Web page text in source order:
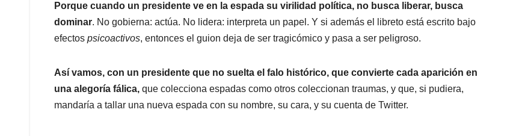
Porque cuando un presidente ve en la espada su virilidad política, no busca liberar, busca
dominar. No gobierna: actúa. No lidera: interpreta un papel. Y si además el libreto está escrito bajo
efectos psicoactivos, entonces el guion deja de ser tragicómico y pasa a ser peligroso.
Así vamos, con un presidente que no suelta el falo histórico, que convierte cada aparición en
una alegoría fálica, que colecciona espadas como otros coleccionan traumas, y que, si pudiera,
mandaría a tallar una nueva espada con su nombre, su cara, y su cuenta de Twitter.